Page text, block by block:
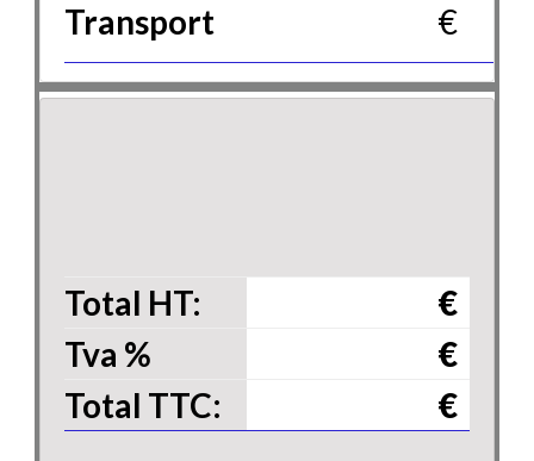
Transport €
Total HT:
€
Tva %
€
Total TTC:
€